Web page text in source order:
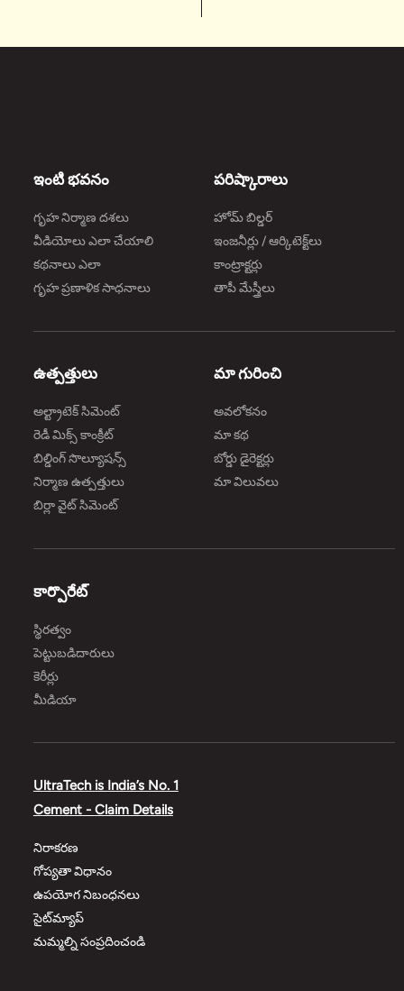
ఇంటి భవనం
గృహ నిర్మాణ దశలు
వీడియోలు ఎలా చేయాలి
కథనాలు ఎలా
గృహ ప్రణాళిక సాధనాలు
పరిష్కారాలు
హోమ్ బిల్డర్
ఇంజనీర్లు / ఆర్కిటెక్ట్‌లు
కాంట్రాక్టర్లు
తాపీ మేస్త్రీలు
ఉత్పత్తులు
అల్ట్రాటెక్ సిమెంట్
రెడీ మిక్స్ కాంక్రీట్
బిల్డింగ్ సొల్యూషన్స్
నిర్మాణ ఉత్పత్తులు
బిర్లా వైట్ సిమెంట్
మా గురించి
అవలోకనం
మా కథ
బోర్డు డైరెక్టర్లు
మా విలువలు
కార్పొరేట్
స్థిరత్వం
పెట్టుబడిదారులు
కెరీర్లు
మీడియా
UltraTech is India’s No. 1
Cement - Claim Details
నిరాకరణ
గోప్యతా విధానం
ఉపయోగ నిబంధనలు
సైట్‌మ్యాప్
మమ్మల్ని సంప్రదించండి